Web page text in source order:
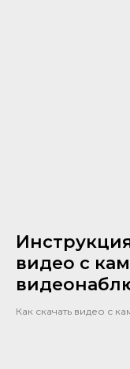
видео с
Как скачать видео с